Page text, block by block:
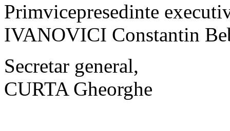
Primvicepresedinte
IVANOVICI Constantin
Secretar general,
CURTA Gheorghe